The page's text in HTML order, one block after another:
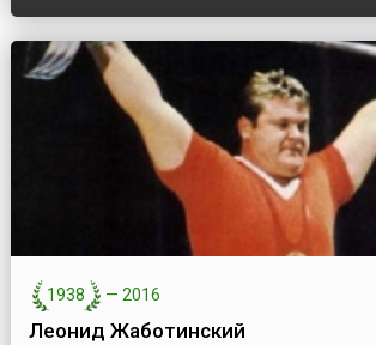
1938 — 2016
Леонид Жаботинский